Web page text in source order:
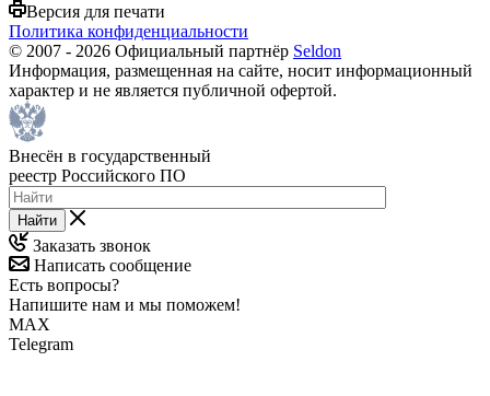
Версия для печати
Политика конфиденциальности
© 2007 - 2026 Официальный партнёр Seldon
Информация, размещенная на сайте, носит информационный
характер и не является публичной офертой.
Внесён в государственный
реестр Российского ПО
Найти
Заказать звонок
Написать сообщение
Есть вопросы?
Напишите нам и мы поможем!
MAX
Telegram